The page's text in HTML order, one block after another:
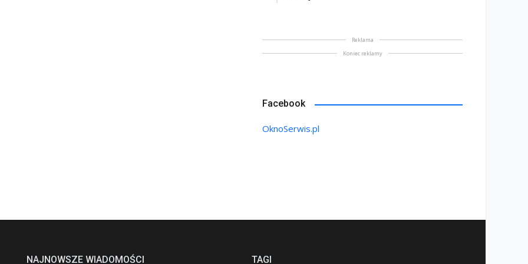
Reklama
Koniec reklamy
Facebook
OknoSerwis.pl
NAJNOWSZE WIADOMOŚCI TAGI